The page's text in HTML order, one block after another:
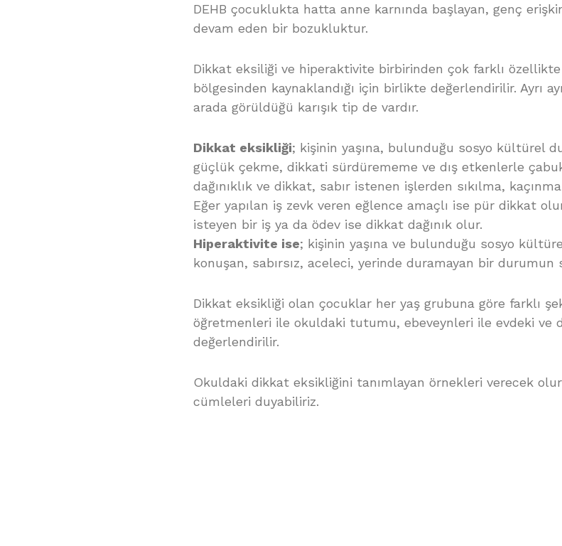
DEHB çocuklukta hatta anne karnında başlayan, genç
devam eden bir bozukluktur.
Dikkat eksiliği ve hiperaktivite birbirinden çok farklı
bölgesinden kaynaklandığı için birlikte değerlendirilir. Ayrı
arada görüldüğü karışık tip de vardır.
Dikkat eksikliği; kişinin yaşına, bulunduğu sosyo kültürel
güçlük çekme, dikkati sürdürememe ve dış etkenlerle
dağınıklık ve dikkat, sabır istenen işlerden sıkılma,
Eğer yapılan iş zevk veren eğlence amaçlı ise pür dikkat
isteyen bir iş ya da ödev ise dikkat dağınık olur.
Hiperaktivite ise; kişinin yaşına ve bulunduğu sosyo
konuşan, sabırsız, aceleci, yerinde duramayan bir durumun
Dikkat eksikliği olan çocuklar her yaş grubuna göre farklı
öğretmenleri ile okuldaki tutumu, ebeveynleri ile evdeki ve
değerlendirilir.
Okuldaki dikkat eksikliğini tanımlayan örnekleri verecek
cümleleri duyabiliriz.